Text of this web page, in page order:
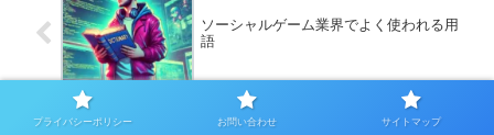
ソーシャルゲーム業界でよく使われる用
語
プライバシーポリシー お問い合わせ サイトマップ